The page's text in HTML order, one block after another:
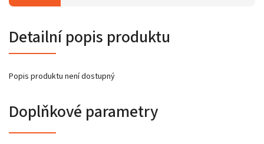
Detailní popis produktu
Popis produktu není dostupný
Doplňkové parametry